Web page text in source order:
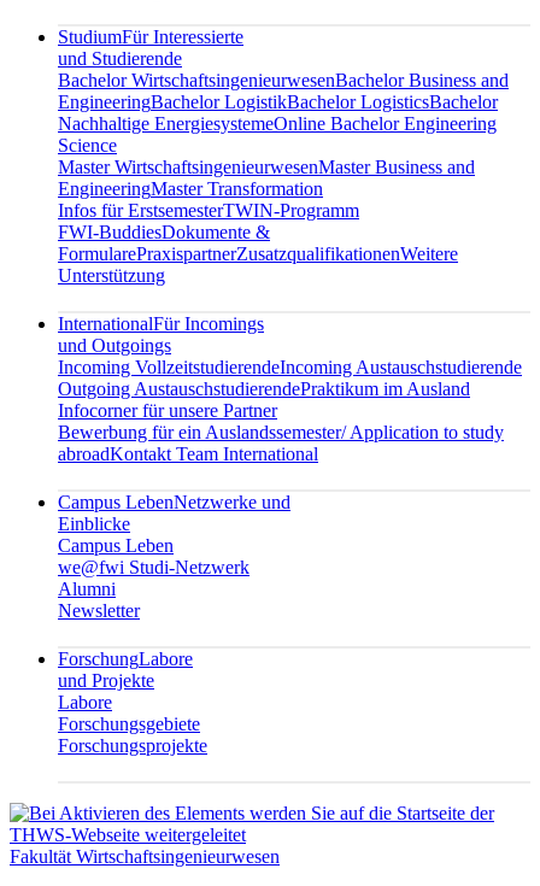
StudiumFür Interessierte
und Studierende
Bachelor WirtschaftsingenieurwesenBachelor Business and
EngineeringBachelor LogistikBachelor LogisticsBachelor
Nachhaltige EnergiesystemeOnline Bachelor Engineering
Science
Master WirtschaftsingenieurwesenMaster Business and
EngineeringMaster Transformation
Infos für ErstsemesterTWIN-Programm
FWI-BuddiesDokumente &
FormularePraxispartnerZusatzqualifikationenWeitere
Unterstützung
InternationalFür Incomings
und Outgoings
Incoming VollzeitstudierendeIncoming Austauschstudierende
Outgoing AustauschstudierendePraktikum im Ausland
Infocorner für unsere Partner
Bewerbung für ein Auslandssemester/ Application to study
abroadKontakt Team International
Campus LebenNetzwerke und
Einblicke
Campus Leben
we@fwi Studi-Netzwerk
Alumni
Newsletter
ForschungLabore
und Projekte
Labore
Forschungsgebiete
Forschungsprojekte
Fakultät Wirtschaftsingenieurwesen